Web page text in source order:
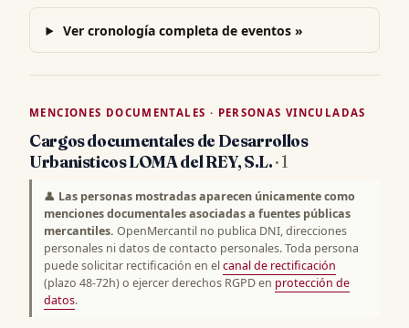
Ver cronología completa de eventos »
MENCIONES DOCUMENTALES · PERSONAS VINCULADAS
Cargos documentales de Desarrollos
Urbanisticos LOMA del REY, S.L.· 1
👤 Las personas mostradas aparecen únicamente como
menciones documentales asociadas a fuentes públicas
mercantiles. OpenMercantil no publica DNI, direcciones
personales ni datos de contacto personales. Toda persona
puede solicitar rectificación en elcanal de rectificación
(plazo 48-72h) o ejercer derechos RGPD en protección de
datos.